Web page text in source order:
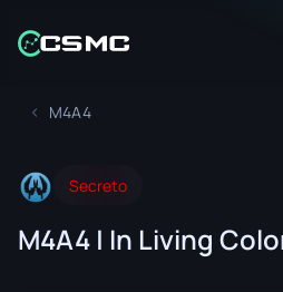
M4A4
Secreto
M4A4 | In Living